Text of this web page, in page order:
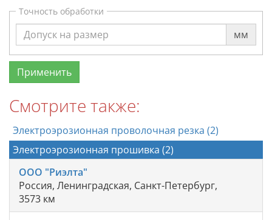
Точность обработки
мм
Смотрите также:
Электроэрозионная проволочная резка (2)
Электроэрозионная прошивка (2)
ООО "Риэлта"
Россия, Ленинградская, Санкт-Петербург,
3573 км